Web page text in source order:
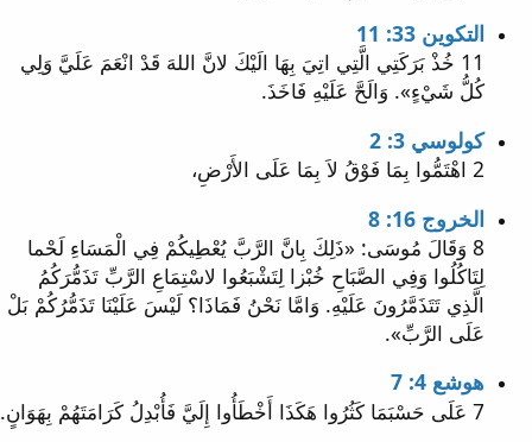
التكوين 33: 11
11 خُذْ بَرَكَتِي الَّتِي اتِيَ بِهَا الَيْكَ لانَّ اللهَ قَدْ انْعَمَ عَلَيَّ وَلِي
كُلُّ شَيْءٍ». وَالَحَّ عَلَيْهِ فَاخَذَ.
كولوسي 3: 2
2 اهْتَمُّوا بِمَا فَوْقُ لاَ بِمَا عَلَى الأَرْضِ،
الخروج 16: 8
8 وَقَالَ مُوسَى: «ذَلِكَ بِانَّ الرَّبَّ يُعْطِيكُمْ فِي الْمَسَاءِ لَحْما
لِتَاكُلُوا وَفِي الصَّبَاحِ خُبْزا لِتَشْبَعُوا لاسْتِمَاعِ الرَّبِّ تَذَمُّرَكُمُ
الَّذِي تَتَذَمَّرُونَ عَلَيْهِ. وَامَّا نَحْنُ فَمَاذَا؟ لَيْسَ عَلَيْنَا تَذَمُّرُكُمْ بَلْ
عَلَى الرَّبِّ».
هوشع 4: 7
7 عَلَى حَسْبَمَا كَثُرُوا هَكَذَا أَخْطَأُوا إِلَيَّ فَأُبْدِلُ كَرَامَتَهُمْ بِهَوَانٍ.